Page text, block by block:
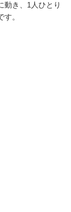
動き、1人ひとり
。